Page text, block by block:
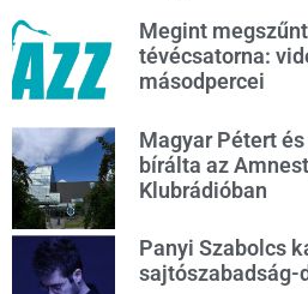
Megint
tévécsatorna:
másodpercei
Magyar Pétert
bírálta az
Klubrádióban
Panyi Szabolcs
sajtószabadság-